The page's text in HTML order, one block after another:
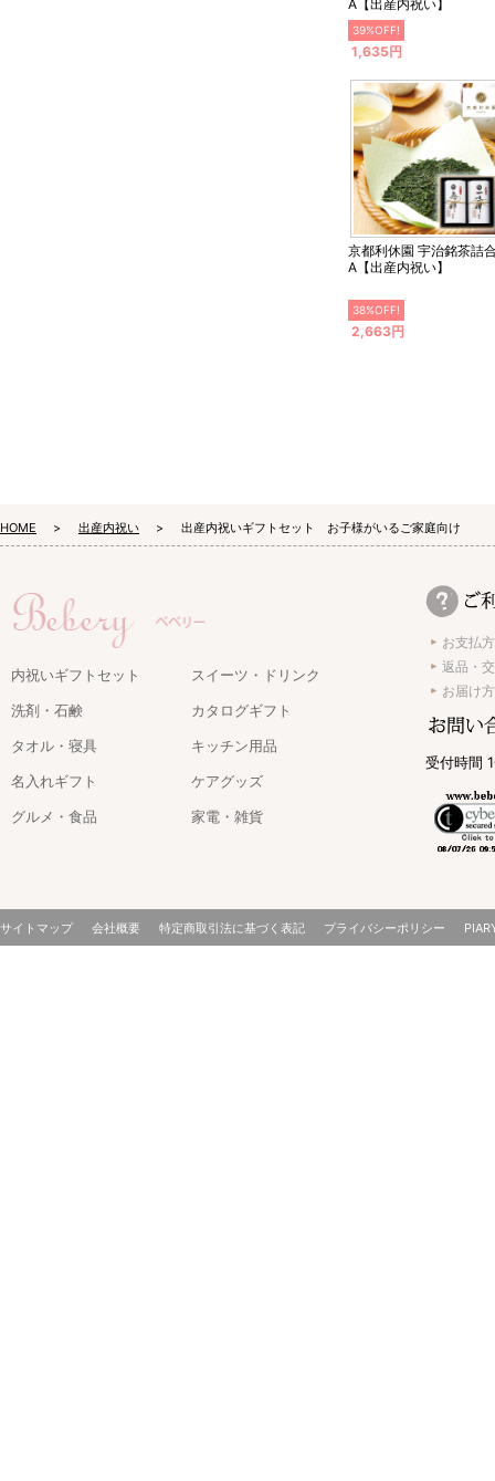
A【出産内祝い】
39%OFF!
1,635円
京都利休園 宇治銘茶詰
A【出産内祝い】
38%OFF!
2,663円
HOME 出産内祝い 出産内祝いギフトセット お子様がいるご家庭向け
内祝いギフトセット
スイーツ・ドリンク
洗剤・石鹸
カタログギフト
タオル・寝具
キッチン用品
名入れギフト
ケアグッズ
グルメ・食品
家電・雑貨
お支払
返品・
お届け
受付時間
サイトマップ 会社概要 特定商取引法に基づく表記 プライバシーポリシー